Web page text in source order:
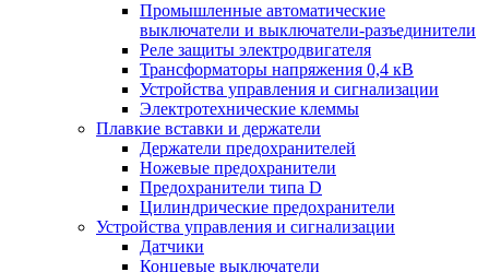
Промышленные автоматические
выключатели и выключатели-разъединители
Реле защиты электродвигателя
Трансформаторы напряжения 0,4 кВ
Устройства управления и сигнализации
Электротехнические клеммы
Плавкие вставки и держатели
Держатели предохранителей
Ножевые предохранители
Предохранители типа D
Цилиндрические предохранители
Устройства управления и сигнализации
Датчики
Концевые выключатели